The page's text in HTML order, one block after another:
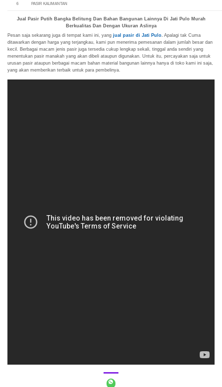
6 PASIR KALIMANTAN
Jual Pasir Putih Bangka Belitung Dan Bahan Bangunan Lainnya Di Jati Pulo Murah
Berkualitas Dan Dengan Ukuran Aslinya
Pesan saja sekarang juga di tempat kami ini, yang jual pasir di Jati Pulo Apalagi tak Cuma
ditawarkan dengan harga yang terjangkau, kami pun menerima pemesanan dalam jumlah besar dan
kecil. Berbagai macam jenis pasir juga tersedia cukup lengkap sekali, tinggal anda sendiri yang
menentukan pasir manakah yang akan dibeli ataupun digunakan. Untuk itu, percayakan saja untuk
urusan pasir ataupun berbagai macam bahan material bangunan lainnya hanya di toko kami ini saja,
yang akan memberikan terbaik untuk para pembelinya.